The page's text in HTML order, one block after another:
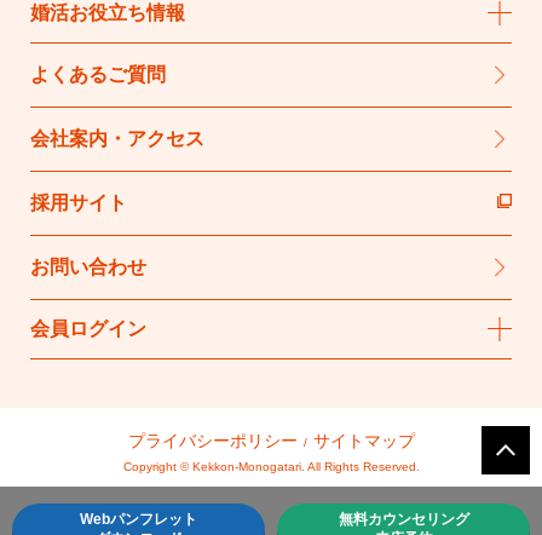
Webパンフレット
無料カウンセリング
婚活お役立ち情報
よくあるご質問
会社案内・アクセス
採用サイト
お問い合わせ
会員ログイン
プライバシーポリシー サイトマップ
Copyright © Kekkon-Monogatari. All Rights Reserved.